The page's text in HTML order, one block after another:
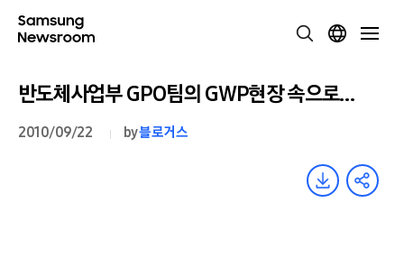
반도체사업부 GPO팀의 GWP현장 속으로…
2010/09/22 by블로거스